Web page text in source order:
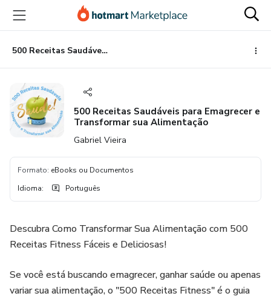
para
conteúdo
principal
para
pagamento
para
rodapé
500 Receitas Saudáveis para Emagrecer e Transformar sua Alimentação
500 Receitas Saudáveis para Emagrecer e
Transformar sua Alimentação
Gabriel Vieira
Formato: eBooks ou Documentos
Idioma: Português
Descubra Como Transformar Sua Alimentação com 500
Receitas Fitness Fáceis e Deliciosas!
Se você está buscando emagrecer, ganhar saúde ou apenas
variar sua alimentação, o "500 Receitas Fitness" é o guia